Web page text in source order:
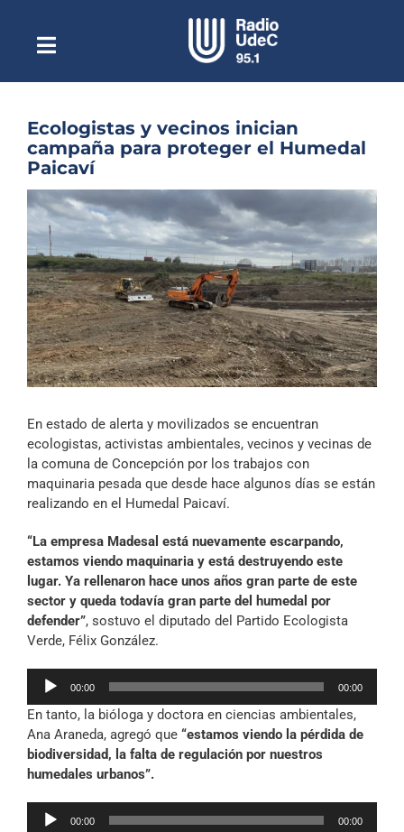
contenidoToggle
NavigationEscuchar Radio UdeC en vivo
Quiénes Somos
Programación
Podcast
Noticias
Reportajes
Columnas
Música Clásica
Especiales
Archivo Sonoro
Ecologistas y vecinos inician
campaña para proteger el Humedal
Paicaví
imagen
más
grande
En estado de alerta y movilizados se encuentran
ecologistas, activistas ambientales, vecinos y vecinas de
la comuna de Concepción por los trabajos con
maquinaria pesada que desde hace algunos días se están
realizando en el Humedal Paicaví.
“La empresa Madesal está nuevamente escarpando,
estamos viendo maquinaria y está destruyendo este
lugar. Ya rellenaron hace unos años gran parte de este
sector y queda todavía gran parte del humedal por
defender”, sostuvo el diputado del Partido Ecologista
Verde, Félix González.
Reproductor
audio
00:00 00:00
En tanto, la bióloga y doctora en ciencias ambientales,
Ana Araneda, agregó que “estamos viendo la pérdida de
biodiversidad, la falta de regulación por nuestros
humedales urbanos”.
Reproductor
00:00 00:00